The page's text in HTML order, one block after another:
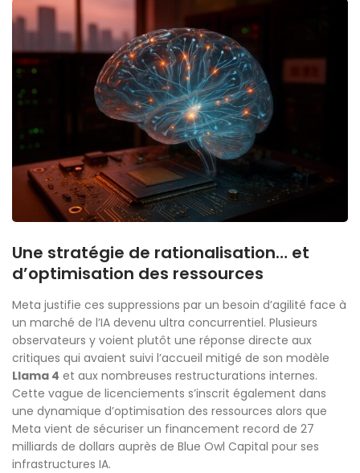
Une stratégie de rationalisation… et
d’optimisation des ressources
Meta justifie ces suppressions par un besoin d’agilité face à
un marché de l’IA devenu ultra concurrentiel. Plusieurs
observateurs y voient plutôt une réponse directe aux
critiques qui avaient suivi l’accueil mitigé de son modèle
Llama 4 et aux nombreuses restructurations internes.
Cette vague de licenciements s’inscrit également dans
une dynamique d’optimisation des ressources alors que
Meta vient de sécuriser un financement record de 27
milliards de dollars auprès de Blue Owl Capital pour ses
infrastructures IA.